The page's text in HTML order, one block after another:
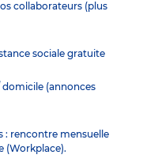
collaborateurs (plus
sociale gratuite
domicile (annonces
: rencontre mensuelle
(Workplace).